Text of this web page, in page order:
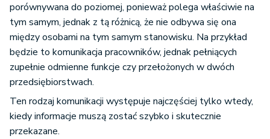
porównywana do poziomej, ponieważ polega właściwie na
tym samym, jednak z tą różnicą, że nie odbywa się ona
między osobami na tym samym stanowisku. Na przykład
będzie to komunikacja pracowników, jednak pełniących
zupełnie odmienne funkcje czy przełożonych w dwóch
przedsiębiorstwach.
Ten rodzaj komunikacji występuje najczęściej tylko wtedy,
kiedy informacje muszą zostać szybko i skutecznie
przekazane.